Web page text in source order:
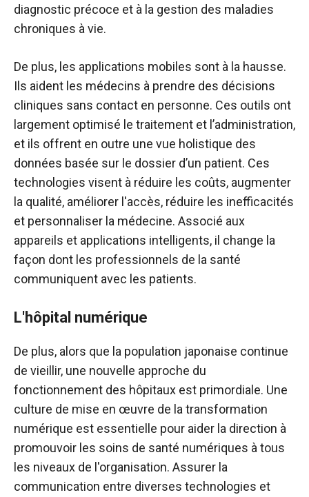
diagnostic précoce et à la gestion des maladies
chroniques à vie.
De plus, les applications mobiles sont à la hausse.
Ils aident les médecins à prendre des décisions
cliniques sans contact en personne. Ces outils ont
largement optimisé le traitement et l’administration,
et ils offrent en outre une vue holistique des
données basée sur le dossier d’un patient. Ces
technologies visent à réduire les coûts, augmenter
la qualité, améliorer l'accès, réduire les inefficacités
et personnaliser la médecine. Associé aux
appareils et applications intelligents, il change la
façon dont les professionnels de la santé
communiquent avec les patients.
L'hôpital numérique
De plus, alors que la population japonaise continue
de vieillir, une nouvelle approche du
fonctionnement des hôpitaux est primordiale. Une
culture de mise en œuvre de la transformation
numérique est essentielle pour aider la direction à
promouvoir les soins de santé numériques à tous
les niveaux de l'organisation. Assurer la
communication entre diverses technologies et